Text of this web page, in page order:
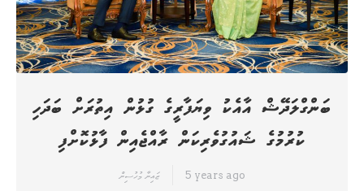
ބަންގްލަދޭޝް އާއެކު ވިޔަފާރީގެ ގުޅުން އިތުރަށް ބަދަހި
ކުރުމުގެ ޝައުގުވެރިކަން ރާއްޖެއިން ފާޅުކޮށްފި
ޒައިނާ މުހުސިން 5 years ago